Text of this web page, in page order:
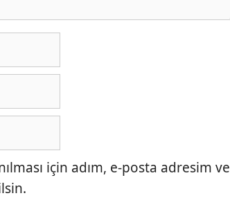
için adım, e-posta adresim ve